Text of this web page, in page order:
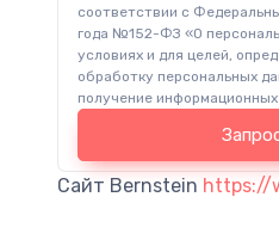
соответствии с
года №152-ФЗ «О
условиях и для целей,
обработку персональных
получение
Сайт Bernstein https://